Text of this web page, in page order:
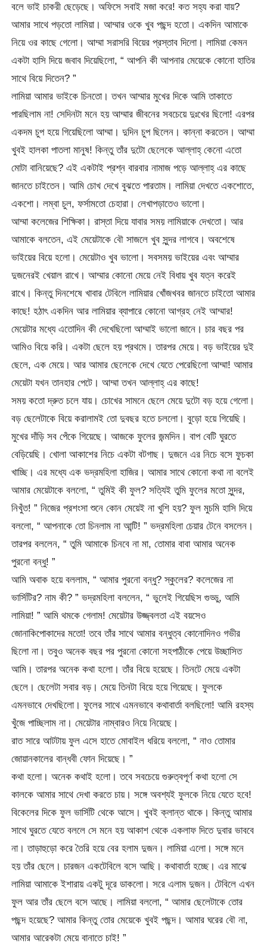
বলে ভাই চাকরী ছেড়েছে। অফিসে সবাই মজা করে! কত সহ্য করা যায়?
আমার সাথে পড়তো লামিয়া। আম্মার ওকে খুব পছন্দ হতো। একদিন আমাকে
নিয়ে ওর কাছে গেলো। আম্মা সরাসরি বিয়ের প্রস্তাব দিলো। লামিয়া কেমন
একটা হাসি দিয়ে জবাব দিয়েছিলো, “ আপনি কী আপনার মেয়েকে কোনো হাতির
সাথে বিয়ে দিতেন? ”
লামিয়া আমার ভাইকে চিনতো। তখন আম্মার মুখের দিকে আমি তাকাতে
পারছিলাম না! সেদিনটা মনে হয় আম্মার জীবনের সবচেয়ে দুঃখের ছিলো! এরপর
একদম চুপ হয়ে গিয়েছিলো আম্মা। দুদিন চুপ ছিলেন। কান্না করতেন। আম্মা
খুবই হালকা পাতলা মানুষ! কিন্তু তাঁর দুটো ছেলেকে আল্লাহ্ কেনো এতো
মোটা বানিয়েছে? এই একটাই প্রশ্ন বারবার নামাজ পড়ে আল্লাহ্ এর কাছে
জানতে চাইতেন। আমি চোখ দেখে বুঝতে পারতাম। লামিয়া দেখতে একশোতে,
একশো। লম্বা চুল, ফর্সামতো চেহারা। লেখাপড়াতেও ভালো।
আম্মা কলেজের শিক্ষিকা। রাস্তা দিয়ে যাবার সময় লামিয়াকে দেখতো। আর
আমাকে বলতেন, এই মেয়েটাকে বৌ সাজলে খুব সুন্দর লাগবে। অবশেষে
ভাইয়ের বিয়ে হলো। মেয়েটাও খুব ভালো। সবসময় ভাইয়ের এবং আম্মার
দুজনেরই খেয়াল রাখে। আম্মার কোনো মেয়ে নেই বিধায় খুব যত্ন করেই
রাখে। কিন্তু দিনশেষে খাবার টেবিলে লামিয়ার খোঁজখবর জানতে চাইতো আমার
কাছে! হঠাৎ একদিন আর লামিয়ার ব্যাপারে কোনো আগ্রহ নেই আম্মার!
মেয়েটার মধ্যে এতোদিন কী দেখেছিলো আম্মাই ভালো জানে। চার বছর পর
আমিও বিয়ে করি। একটা ছেলে হয় প্রথমে। তারপর মেয়ে। বড় ভাইয়ের দুই
ছেলে, এক মেয়ে। আর আমার ছেলেকে দেখে যেতে পেরেছিলো আম্মা! আমার
মেয়েটা যখন তানহার পেটে। আম্মা তখন আল্লাহ্ এর কাছে!
সময় কতো দ্রুত চলে যায়। চোখের সামনে ছেলে মেয়ে দুটো বড় হয়ে গেলো।
বড় ছেলেটাকে বিয়ে করালামই তো দুবছর হতে চললো। বুড়ো হয়ে গিয়েছি।
মুখের দাঁড়ি সব পেঁকে গিয়েছে। আজকে ফুলের জন্মদিন। বাপ বেটি ঘুরতে
বেড়িয়েছি। খোলা আকাশের নিচে একটা বটগাছ। দুজনে এর নিচে বসে ফুচকা
খাচ্ছি। এর মধ্যে এক ভদ্রমহিলা হাজির। আমার সাথে কোনো কথা না বলেই
আমার মেয়েটাকে বললো, “ তুমিই কী ফুল? সত্যিই তুমি ফুলের মতো সুন্দর,
নিখুঁত! ” নিজের প্রশংসা শুনে কোন মেয়েই না খুশি হয়? ফুল মুচমি হাসি দিয়ে
বললো, “ আপনাকে তো চিনলাম না আন্টি! ” ভদ্রমহিলা চেয়ার টেনে বসলেন।
তারপর বললেন, “ তুমি আমাকে চিনবে না মা, তোমার বাবা আমার অনেক
পুরনো বন্ধু! ”
আমি অবাক হয়ে বললাম, “ আমার পুরনো বন্ধু? স্কুলের? কলেজের না
ভার্সিটির? নাম কী? ” ভদ্রমহিলা বললেন, “ ভুলেই গিয়েছিস গুড্ডু, আমি
লামিয়া! ” আমি থমকে গেলাম! মেয়েটার উজ্জ্বলতা এই বয়সেও
জোনাকিপোকাদের মতো! তবে তাঁর সাথে আমার বন্ধুত্ব কোনোদিনও গভীর
ছিলো না। তবুও অনেক বছর পর পুরনো কোনো সহপাঠীকে পেয়ে উচ্ছাসিত
আমি। তারপর অনেক কথা হলো। তাঁর বিয়ে হয়েছে। তিনটে মেয়ে একটা
ছেলে। ছেলেটা সবার বড়। মেয়ে তিনটা বিয়ে হয়ে গিয়েছে। ফুলকে
এমনভাবে দেখছিলো। ফুলের সাথে এমনভাবে কথাবার্তা বলছিলো! আমি রহস্য
খুঁজে পাচ্ছিলাম না। মেয়েটার নাম্বারও নিয়ে নিয়েছে।
রাত সারে আটটায় ফুল এসে হাতে মোবাইল ধরিয়ে বললো, “ নাও তোমার
জোয়ানকালের বান্ধবী ফোন দিয়েছে। ”
কথা হলো। অনেক কথাই হলো। তবে সবচেয়ে গুরুত্বপূর্ণ কথা হলো সে
কালকে আমার সাথে দেখা করতে চায়। সঙ্গে অবশ্যই ফুলকে নিয়ে যেতে হবে!
বিকেলের দিকে ফুল ভার্সিটি থেকে আসে। খুবই ক্লান্ত থাকে। কিন্তু আমার
সাথে ঘুরতে যেতে বললে সে মনে হয় আকাশ থেকে একলাফ দিতে দুবার ভাববে
না। তাড়াহুড়ো করে তৈরি হয়ে বের হলাম দুজন। লামিয়া এলো। সঙ্গে মনে
হয় তাঁর ছেলে। চারজন একটেবিলে বসে আছি। কথাবার্তা হচ্ছে। এর মাঝে
লামিয়া আমাকে ইশারায় একটু দূরে ডাকলো। সরে এলাম দুজন। টেবিলে এখন
ফুল আর তাঁর ছেলে বসে আছে। লামিয়া বললো, “ আমার ছেলেটাকে তোর
পছন্দ হয়েছে? আমার কিন্তু তোর মেয়েকে খুবই পছন্দ। আমার ঘরের বৌ না,
আমার আরেকটা মেয়ে বানাতে চাই! ”